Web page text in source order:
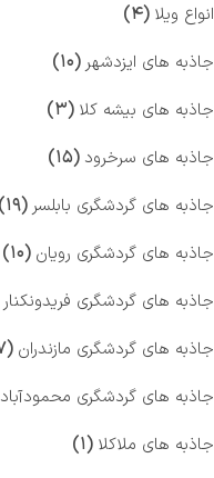
انواع ویلا (۴)
جاذبه های ایزدشهر (۱۰)
جاذبه های بیشه کلا (۳)
جاذبه های سرخرود (۱۵)
جاذبه های گردشگری بابلسر (۱۹)
جاذبه های گردشگری رویان (۱۰)
جاذبه های گردشگری فریدونکنار
جاذبه های گردشگری مازندران (۹۷)
جاذبه های گردشگری محمودآباد
جاذبه های ملاکلا (۱)